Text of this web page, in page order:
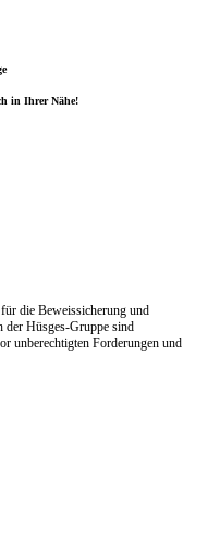
in Ihrer Nähe!
die Beweissicherung und
der Hüsges-Gruppe sind
unberechtigten Forderungen und